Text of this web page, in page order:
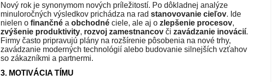
Nový rok je synonymom nových príležitostí. Po dôkladnej analýze
minuloročných výsledkov prichádza na rad stanovovanie cieľov. Ide
nielen o finančné a obchodné ciele, ale aj o zlepšenie procesov,
zvýšenie produktivity, rozvoj zamestnancov či zavádzanie inovácií.
Firmy často pripravujú plány na rozšírenie pôsobenia na nové trhy,
zavádzanie moderných technológií alebo budovanie silnejších vzťahov
so zákazníkmi a partnermi.
3. MOTIVÁCIA TÍMU